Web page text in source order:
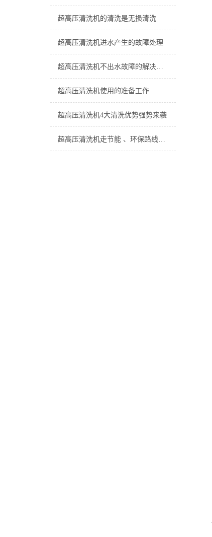
超高压清洗机的清洗是无损清洗
超高压清洗机进水产生的故障处理
超高压清洗机不出水故障的解决方案
超高压清洗机使用的准备工作
超高压清洗机4大清洗优势强势来袭
超高压清洗机走节能 、环保路线的绿色经济道路